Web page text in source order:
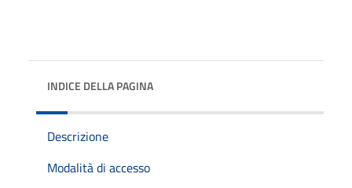
INDICE DELLA PAGINA
Descrizione
Modalità di accesso